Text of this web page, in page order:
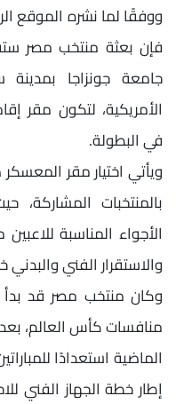
ووفقًا لما نشره الموقع
فإن بعثة منتخب مصر
جامعة جونزاجا بمدينة
الأمريكية، لتكون مقر
في البطولة.
ويأتي اختيار مقر
بالمنتخبات
الأجواء المناسبة
والاستقرار الفني
وكان منتخب مصر قد بدأ
منافسات كأس العالم،
الماضية استعدادًا
إطار خطة الجهاز الفني